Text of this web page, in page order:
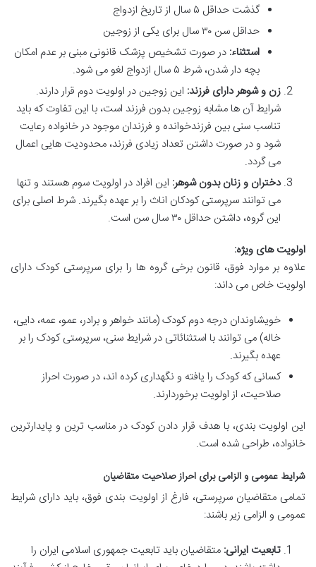
گذشت حداقل ۵ سال از تاریخ ازدواج
حداقل سن ۳۰ سال برای یکی از زوجین
استثناء: در صورت تشخیص پزشک قانونی مبنی بر عدم امکان
بچه دار شدن، شرط ۵ سال ازدواج لغو می شود.
زن و شوهر دارای فرزند: این زوجین در اولویت دوم قرار دارند.
شرایط آن ها مشابه زوجین بدون فرزند است، با این تفاوت که باید
تناسب سنی بین فرزندخوانده و فرزندان موجود در خانواده رعایت
شود و در صورت داشتن تعداد زیادی فرزند، محدودیت هایی اعمال
می گردد.
دختران و زنان بدون شوهر: این افراد در اولویت سوم هستند و تنها
می توانند سرپرستی کودکان اناث را بر عهده بگیرند. شرط اصلی برای
این گروه، داشتن حداقل ۳۰ سال سن است.
اولویت های ویژه:
علاوه بر موارد فوق، قانون برخی گروه ها را برای سرپرستی کودک دارای
اولویت خاص می داند:
خویشاوندان درجه دوم کودک (مانند خواهر و برادر، عمو، عمه، دایی،
خاله) می توانند با استثنائاتی در شرایط سنی، سرپرستی کودک را بر
عهده بگیرند.
کسانی که کودک را یافته و نگهداری کرده اند، در صورت احراز
صلاحیت، از اولویت برخوردارند.
این اولویت بندی، با هدف قرار دادن کودک در مناسب ترین و پایدارترین
خانواده، طراحی شده است.
شرایط عمومی و الزامی برای احراز صلاحیت متقاضیان
تمامی متقاضیان سرپرستی، فارغ از اولویت بندی فوق، باید دارای شرایط
عمومی و الزامی زیر باشند:
تابعیت ایرانی: متقاضیان باید تابعیت جمهوری اسلامی ایران را